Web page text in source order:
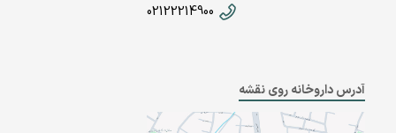
02122214900
آدرس داروخانه روی نقشه